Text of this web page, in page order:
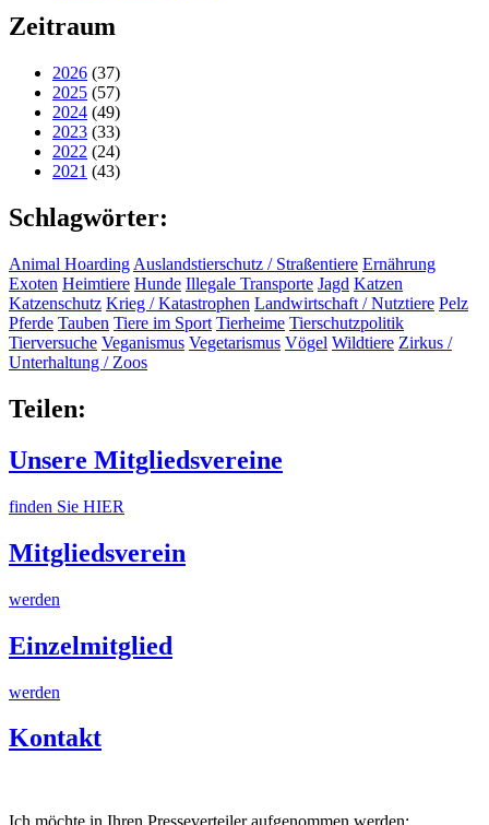
Zeitraum
2026 (37)
2025 (57)
2024 (49)
2023 (33)
2022 (24)
2021 (43)
Schlagwörter:
Animal Hoarding Auslandstierschutz / Straßentiere Ernährung
Exoten Heimtiere Hunde Illegale Transporte Jagd Katzen
Katzenschutz Krieg / Katastrophen Landwirtschaft / Nutztiere Pelz
Pferde Tauben Tiere im Sport Tierheime Tierschutzpolitik
Tierversuche Veganismus Vegetarismus Vögel Wildtiere Zirkus /
Unterhaltung / Zoos
Teilen:
Unsere Mitgliedsvereine
finden Sie HIER
Mitgliedsverein
werden
Einzelmitglied
werden
Kontakt